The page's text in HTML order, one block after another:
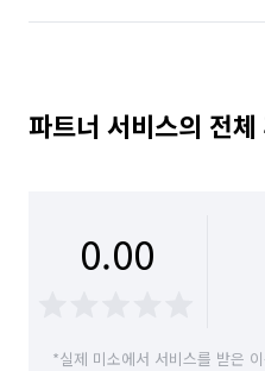
파트너 서비스의 전체
0.00
*실제 미소에서 서비스를 받은